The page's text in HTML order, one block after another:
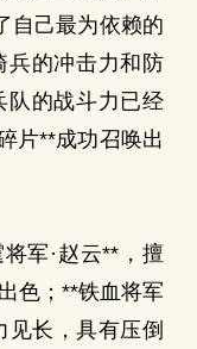
自己最为依赖的
兵的冲击力和防
队的战斗力已经
片**成功召唤出
军·赵云**，擅
色；**铁血将军
见长，具有压倒